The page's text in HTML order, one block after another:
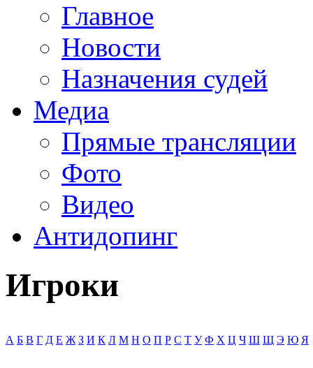
Главное
Новости
Назначения судей
Медиа
Прямые трансляции
Фото
Видео
Антидопинг
Игроки
А Б В Г Д Е Ж З И К Л М Н О П Р С Т У Ф Х Ц Ч Ш Щ Э Ю Я